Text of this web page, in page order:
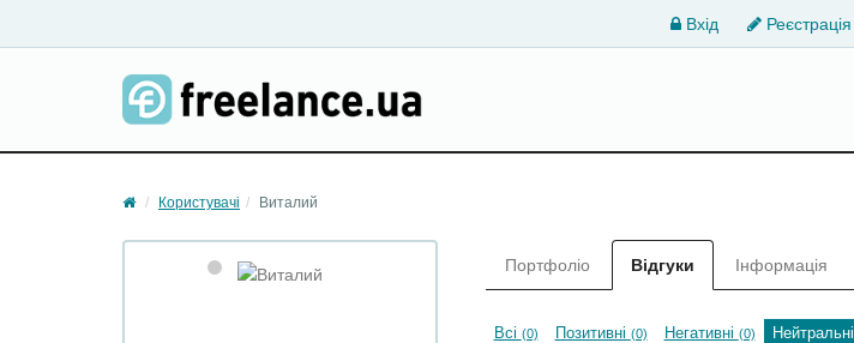
Вхід Реєстрація
Користувачі Виталий
Портфоліо Відгуки Інформація
Всі (0) Позитивні (0) Негативні (0) Нейтральні